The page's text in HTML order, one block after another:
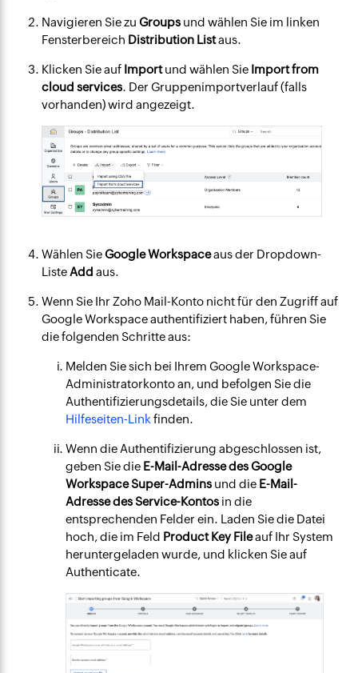
Navigieren Sie zuGroups und wählen Sie im linken
Fensterbereich Distribution Listaus.
Klicken Sie auf Importund wählen Sie Import from
cloud services. Der Gruppenimportverlauf (falls
vorhanden) wird angezeigt.
Wählen SieGoogle Workspaceaus der Dropdown-
ListeAdd aus.
Wenn Sie Ihr Zoho Mail-Konto nicht für den Zugriff auf
Google Workspace authentifiziert haben, führen Sie
die folgenden Schritte aus:
Melden Sie sich bei Ihrem Google Workspace-
Administratorkonto an, und befolgen Sie die
Authentifizierungsdetails, die Sie unter dem
Hilfeseiten-Link finden.
Wenn die Authentifizierung abgeschlossen ist,
geben Sie die E-Mail-Adresse des Google
Workspace Super-Admins und die E-Mail-
Adresse des Service-Kontos in die
entsprechenden Felder ein. Laden Sie die Datei
hoch, die im Feld Product Key Fileauf Ihr System
heruntergeladen wurde, und klicken Sie auf
Authenticate.​